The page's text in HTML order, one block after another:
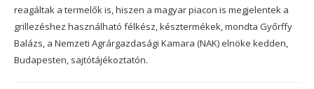
reagáltak a termelők is, hiszen a magyar piacon is megjelentek a
grillezéshez használható félkész, késztermékek, mondta Győrffy
Balázs, a Nemzeti Agrárgazdasági Kamara (NAK) elnöke kedden,
Budapesten, sajtótájékoztatón.